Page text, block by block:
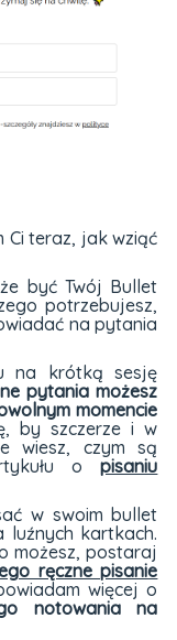
Ci teraz, jak wziąć
być Twój Bullet
potrzebujesz,
na pytania
na krótką sesję
pytania możesz
momencie
by szczerze i w
wiesz, czym są
opisaniu
w swoim bullet
luźnych kartkach.
możesz, postaraj
ręczne pisanie
więcej o
notowania na